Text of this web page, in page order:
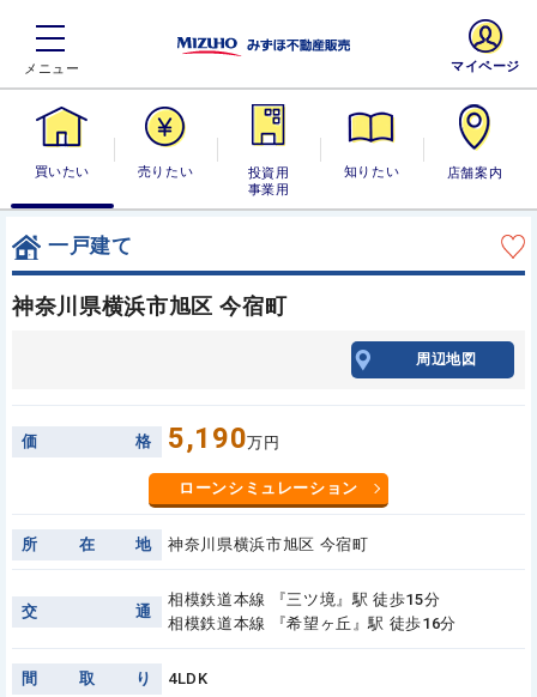
買いたい 売りたい
投資用・事業
用
知りたい 店舗案内
マイページ
一戸建て
神奈川県横浜市旭区 今宿町
周辺地図
価 格 5,190万円
ローンシミュレーション
所 在 地 神奈川県横浜市旭区 今宿町
交 通
相模鉄道本線 『三ツ境』駅 徒歩15分
相模鉄道本線 『希望ヶ丘』駅 徒歩16分
間 取 り 4LDK